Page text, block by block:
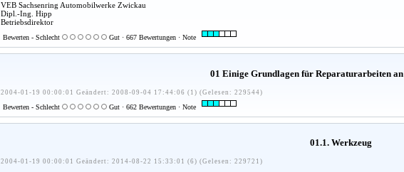
VEB Sachsenring Automobilwerke Zwickau
Dipl.-Ing. Hipp
Betriebsdirektor
Bewerten - Schlecht Gut · 667 Bewertungen · Note
01 Einige Grundlagen für Reparaturarbeiten
2004-01-19 00:00:01 Geändert: 2008-09-04 17:44:06 (1) (Gelesen: 229544)
Bewerten - Schlecht Gut · 662 Bewertungen · Note
01.1. Werkzeug
2004-01-19 00:00:01 Geändert: 2014-08-22 15:33:01 (6) (Gelesen: 229721)